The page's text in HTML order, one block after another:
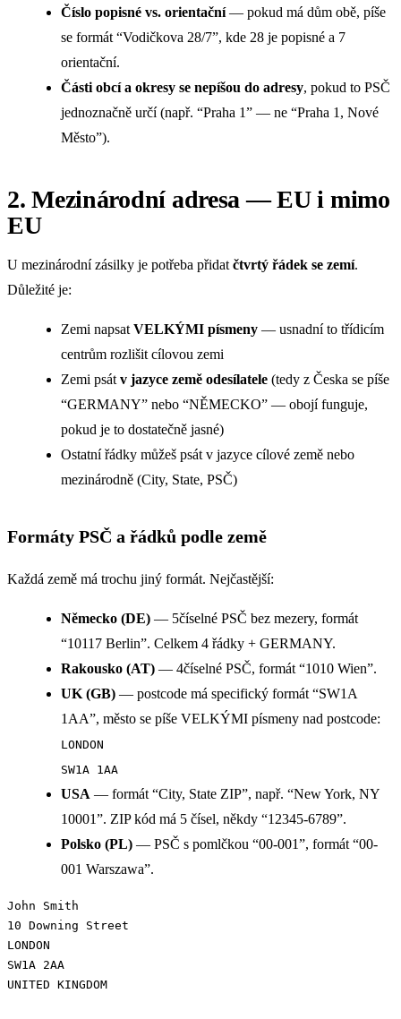
Číslo popisné vs. orientační— pokud má dům obě, píše
se formát “Vodičkova 28/7”, kde 28 je popisné a 7
orientační.
Části obcí a okresy se nepíšou do adresy, pokud to PSČ
jednoznačně určí (např. “Praha 1” — ne “Praha 1, Nové
Město”).
2. Mezinárodní adresa — EU i mimo
EU
U mezinárodní zásilky je potřeba přidat čtvrtý řádek se zemí.
Důležité je:
Zemi napsat VELKÝMI písmeny — usnadní to třídicím
centrům rozlišit cílovou zemi
Zemi psát v jazyce země odesílatele (tedy z Česka se píše
“GERMANY” nebo “NĚMECKO” — obojí funguje,
pokud je to dostatečně jasné)
Ostatní řádky můžeš psát v jazyce cílové země nebo
mezinárodně (City, State, PSČ)
Formáty PSČ a řádků podle země
Každá země má trochu jiný formát. Nejčastější:
Německo (DE) — 5číselné PSČ bez mezery, formát
“10117 Berlin”. Celkem 4 řádky + GERMANY.
Rakousko (AT) — 4číselné PSČ, formát “1010 Wien”.
UK (GB) — postcode má specifický formát “SW1A
1AA”, město se píše VELKÝMI písmeny nad postcode:
LONDON
SW1A 1AA
USA — formát “City, State ZIP”, např. “New York, NY
10001”. ZIP kód má 5 čísel, někdy “12345-6789”.
Polsko (PL) — PSČ s pomlčkou “00-001”, formát “00-
001 Warszawa”.
John Smith
10 Downing Street
LONDON
SW1A 2AA
UNITED KINGDOM